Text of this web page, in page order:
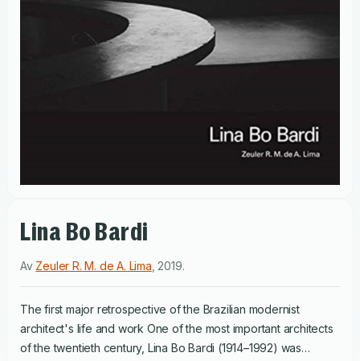
Lina Bo Bardi
Av Zeuler R. M. de A. Lima 2019.
The first major retrospective of the Brazilian modernist
architect's life and work One of the most important architects
of the twentieth century, Lina Bo Bardi (1914–1992) was